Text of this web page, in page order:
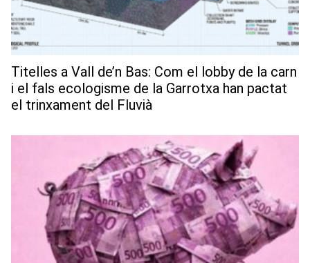
Titelles a Vall de’n Bas: Com el lobby de la carn
i el fals ecologisme de la Garrotxa han pactat
el trinxament del Fluvià